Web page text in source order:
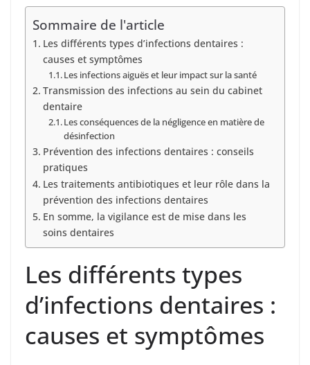
Sommaire de l'article
Les différents types d’infections dentaires :
causes et symptômes
Les infections aiguës et leur impact sur la santé
Transmission des infections au sein du cabinet
dentaire
Les conséquences de la négligence en matière de
désinfection
Prévention des infections dentaires : conseils
pratiques
Les traitements antibiotiques et leur rôle dans la
prévention des infections dentaires
En somme, la vigilance est de mise dans les
soins dentaires
Les différents types
d’infections dentaires :
causes et symptômes